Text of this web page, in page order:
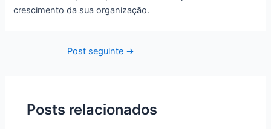
crescimento da sua organização.
Post seguinte →
Posts relacionados